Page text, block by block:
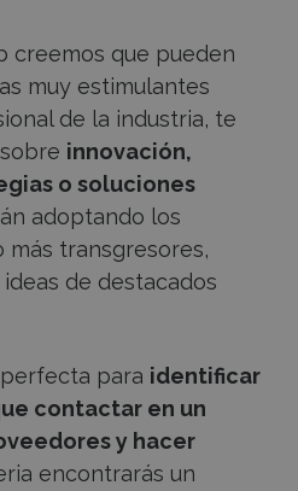
creemos que pueden
muy estimulantes
de la industria, te
innovación,
o soluciones
adoptando los
más transgresores,
de destacados
para identificar
contactar en un
y hacer
encontrarás un